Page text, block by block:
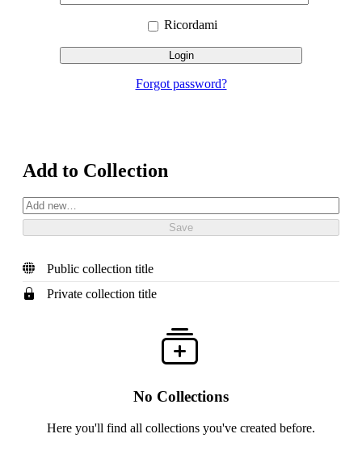
indirizzo
Ricordami
Forgot password?
Add to Collection
Public collection title
Private collection title
No Collections
Here you'll find all collections you've created before.